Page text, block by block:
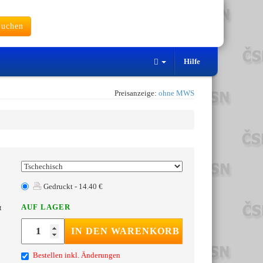
Hilfe
Preisanzeige: ohne MWS
Gedruckt - 14.40 €
AUF LAGER
IN DEN WARENKORB
Bestellen inkl. Änderungen